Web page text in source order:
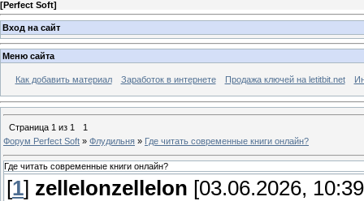
[Perfect Soft]
Вход на сайт
Меню сайта
Как добавить материал Заработок в интернете Продажа ключей на letitbit.net
Страница 1 из 1
1
Форум Perfect Soft » Флудильня » Где читать современные книги онлайн?
Где читать современные книги онлайн?
[1] zellelonzellelon [03.06.2026,